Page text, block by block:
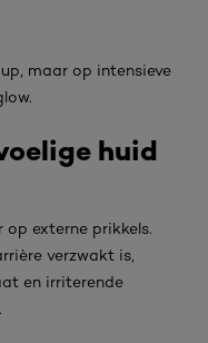
maar op intensieve
huid
op externe prikkels.
verzwakt is,
en irriterende